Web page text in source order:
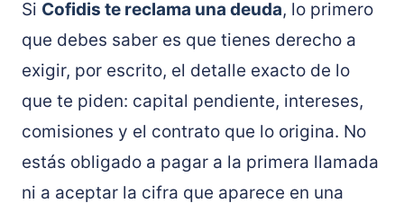
Si Cofidis te reclama una deuda, lo primero
que debes saber es que tienes derecho a
exigir, por escrito, el detalle exacto de lo
que te piden: capital pendiente, intereses,
comisiones y el contrato que lo origina. No
estás obligado a pagar a la primera llamada
ni a aceptar la cifra que aparece en una